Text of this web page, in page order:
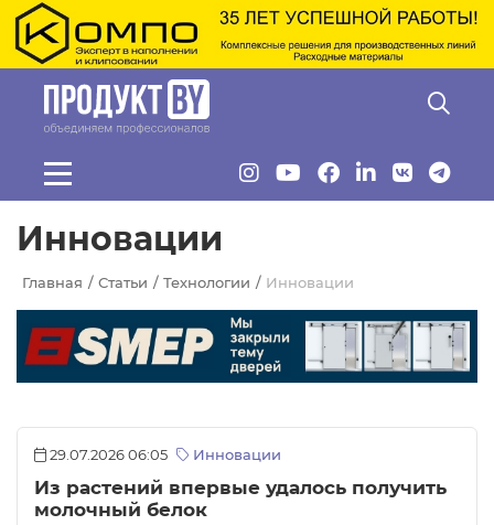
Перейти к основному содержанию
Инновации
Главная Статьи Технологии Инновации
29.07.2026 06:05 Инновации
Из растений впервые удалось получить
молочный белок